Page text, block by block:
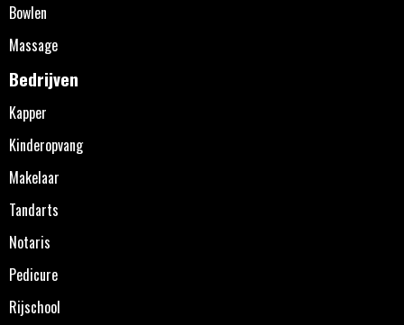
Bowlen
Massage
Bedrijven
Kapper
Kinderopvang
Makelaar
Tandarts
Notaris
Pedicure
Rijschool